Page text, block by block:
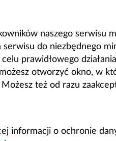
naszego serwisu
do niezbędnego
prawidłowego
możesz otworzyć okno, w
też od razu
informacji o ochronie